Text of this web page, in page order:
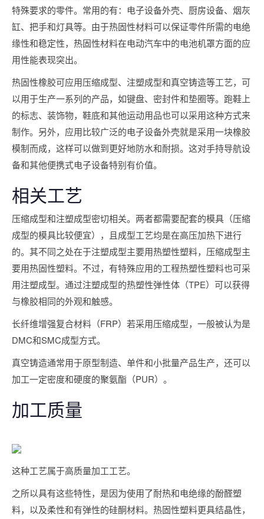
特殊要求的零件。常用的有：电子设备外壳、厨房设备、烟灰
缸、把手和灯具等。由于热固性材料可以保证零件所需的电绝
缘性和稳定性，热固性材料在电动汽车中的电池机罩方面的应
用性能表现突出。
热固性橡胶可应用压缩成型、注塑成型和真空铸造等工艺，可
以用于生产一系列的产品，如键盘、密封件和垫圈等。跑鞋上
的标志、装饰物，鞋底和其他运动用品也可以采用这种方式来
制作。另外，应用比较广泛的电子设备外壳就是采用一块橡胶
模制而成，这样可以做到更好地防水和耐损。这对手持导航设
备和其他便携式电子设备特别有价值。
相关工艺
压缩成型和注塑成型密切相关。两者都需要配套的模具（压缩
成型的模具比较便宜），且成型工艺均是在高压加热下进行
的。其不同之处在于注塑成型主要用热塑性塑料，压缩成型主
要用热固性塑料。不过，有特殊应用的工程热塑性塑料也可采
用注塑成型。通过注塑成型的热塑性弹性体（TPE）可以获得
与橡胶相同的外观和触感。
长纤维增强复合材料（FRP）若采用压缩成型，一般被认为是
DMC和SMC成型方式。
真空铸造通常用于原型制造、单件和小批量产品生产，还可以
加工一定密度和硬度的聚氨酯（PUR）。
加工质量
这种工艺属于高质量加工工艺。
之所以具有这些特性，是因为使用了耐热和电绝缘的酚醛塑
料，以及柔性和有弹性的硅酮材料。热固性塑料更具结晶性，